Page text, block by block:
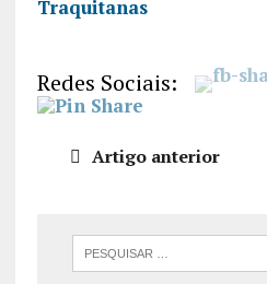
FEED RSS
INCORPO
RAR
Traquitanas
Redes Sociais:
Artigo anterior